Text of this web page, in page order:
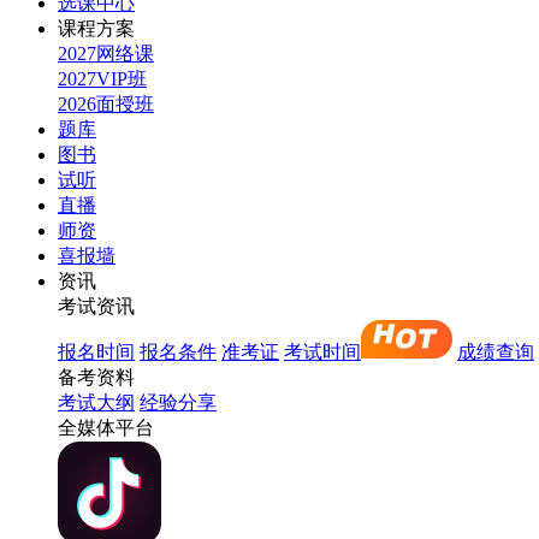
课程方案
2027网络课
2027VIP班
2026面授班
题库
图书
试听
直播
师资
喜报墙
资讯
考试资讯
报名时间 报名条件 准考证 考试时间
成绩查询
备考资料
考试大纲 经验分享
全媒体平台